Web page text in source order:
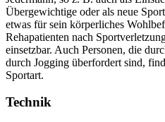
Übergewichtige oder als neue
etwas für sein körperliches
Rehapatienten nach
einsetzbar. Auch Personen, die
durch Jogging überfordert sind,
Sportart.
Technik